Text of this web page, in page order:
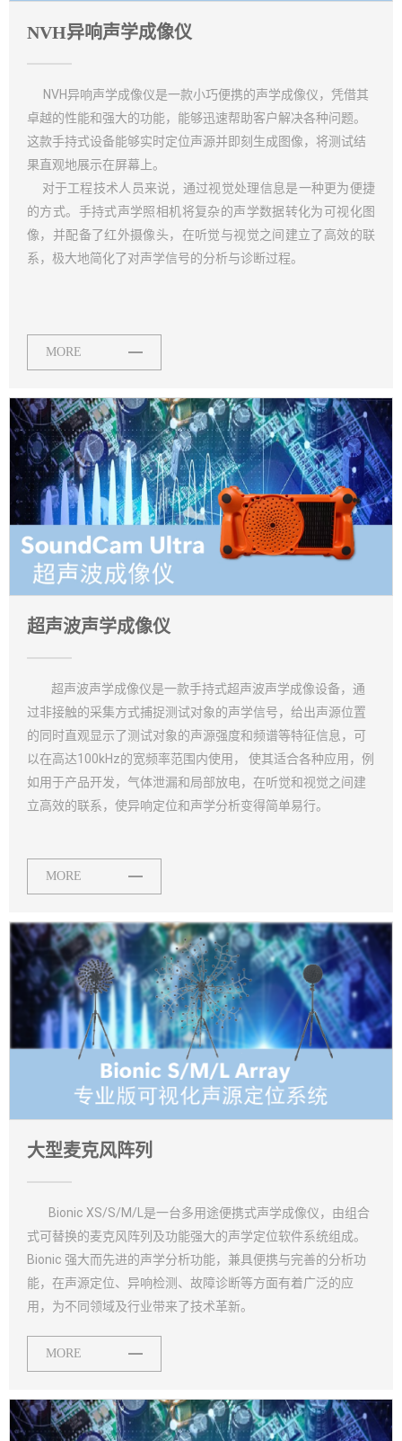
NVH异响声学成像仪
NVH异响声学成像仪是一款小巧便携的声学成像仪，凭借其
卓越的性能和强大的功能，能够迅速帮助客户解决各种问题。
这款手持式设备能够实时定位声源并即刻生成图像，将测试结
果直观地展示在屏幕上。
对于工程技术人员来说，通过视觉处理信息是一种更为便捷
的方式。手持式声学照相机将复杂的声学数据转化为可视化图
像，并配备了红外摄像头，在听觉与视觉之间建立了高效的联
系，极大地简化了对声学信号的分析与诊断过程。
MORE
超声波声学成像仪
超声波声学成像仪是一款手持式超声波声学成像设备，通
过非接触的采集方式捕捉测试对象的声学信号，给出声源位置
的同时直观显示了测试对象的声源强度和频谱等特征信息， 可
以在高达100kHz的宽频率范围内使用， 使其适合各种应用，例
如用于产品开发，气体泄漏和局部放电， 在听觉和视觉之间建
立高效的联系，使异响定位和声学分析变得简单易行。
MORE
大型麦克风阵列
Bionic XS/S/M/L是一台多用途便携式声学成像仪，由组合
式可替换的麦克风阵列及功能强大的声学定位软件系统组成。
Bionic 强大而先进的声学分析功能，兼具便携与完善的分析功
能，在声源定位、异响检测、故障诊断等方面有着广泛的应
用，为不同领域及行业带来了技术革新。
MORE